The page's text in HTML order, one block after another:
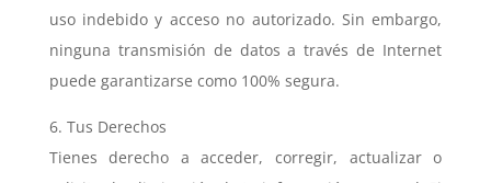
uso indebido y acceso no autorizado. Sin embargo,
ninguna transmisión de datos a través de Internet
puede garantizarse como 100% segura.
6. Tus Derechos
Tienes derecho a acceder, corregir, actualizar o